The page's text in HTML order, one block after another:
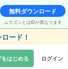
無料ダウンロード
ムラゴンとはIDが異なります
ード！
をはじめる ログイン